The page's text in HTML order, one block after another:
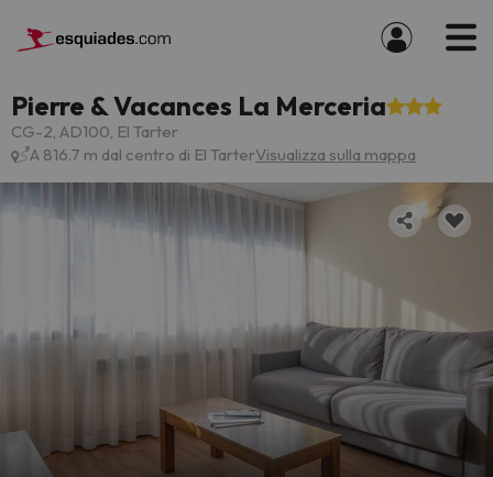
Pierre & Vacances La Merceria
CG-2, AD100, El Tarter
A 816.7 m dal centro di El TarterVisualizza sulla mappa